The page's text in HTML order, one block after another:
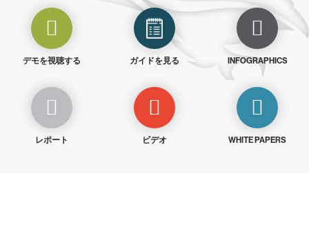
デモを視聴する ガイドを見る INFOGRAPHICS
レポート ビデオ WHITE PAPERS